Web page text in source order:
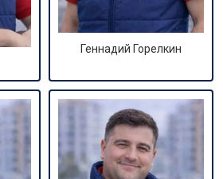
Геннадий Горелкин